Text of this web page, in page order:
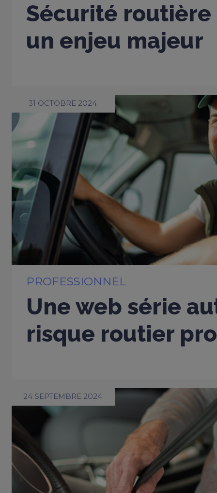
Sécurité routière
un enjeu majeur
31 OCTOBRE 2024
PROFESSIONNEL
Une web série
risque routier
24 SEPTEMBRE 2024